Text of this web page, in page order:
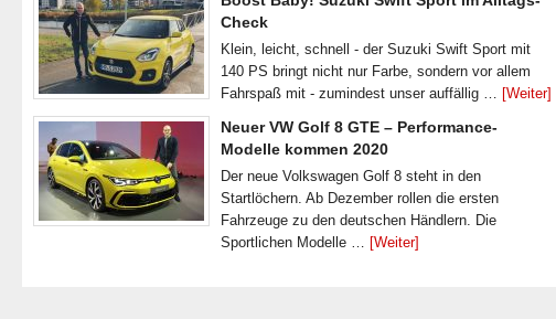
Check
Klein, leicht, schnell - der Suzuki Swift Sport mit
140 PS bringt nicht nur Farbe, sondern vor allem
Fahrspaß mit - zumindest unser auffällig … [Weiter]
Neuer VW Golf 8 GTE – Performance-
Modelle kommen 2020
Der neue Volkswagen Golf 8 steht in den
Startlöchern. Ab Dezember rollen die ersten
Fahrzeuge zu den deutschen Händlern. Die
Sportlichen Modelle … [Weiter]